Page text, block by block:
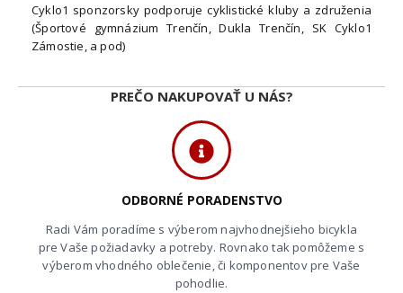
Cyklo1 sponzorsky podporuje cyklistické kluby a združenia
(Športové gymnázium Trenčín, Dukla Trenčín, SK Cyklo1
Zámostie, a pod)
PREČO NAKUPOVAŤ U NÁS?
ODBORNÉ PORADENSTVO
Radi Vám poradíme s výberom najvhodnejšieho bicykla
pre Vaše požiadavky a potreby. Rovnako tak pomôžeme s
výberom vhodného oblečenie, či komponentov pre Vaše
pohodlie.